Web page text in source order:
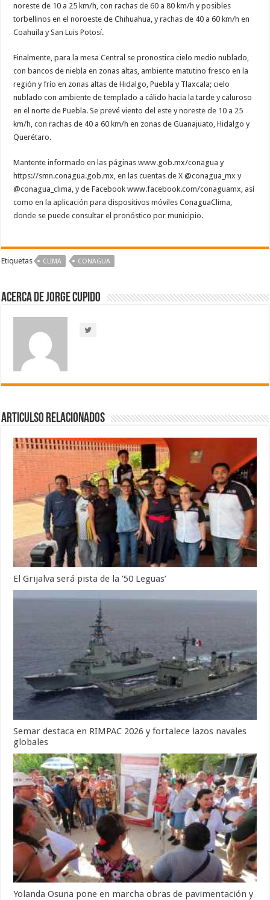
noreste de 10 a 25 km/h, con rachas de 60 a 80 km/h y posibles
torbellinos en el noroeste de Chihuahua, y rachas de 40 a 60 km/h en
Coahuila y San Luis Potosí.
Finalmente, para la mesa Central se pronostica cielo medio nublado,
con bancos de niebla en zonas altas, ambiente matutino fresco en la
región y frío en zonas altas de Hidalgo, Puebla y Tlaxcala; cielo
nublado con ambiente de templado a cálido hacia la tarde y caluroso
en el norte de Puebla. Se prevé viento del este y noreste de 10 a 25
km/h, con rachas de 40 a 60 km/h en zonas de Guanajuato, Hidalgo y
Querétaro.
Mantente informado en las páginas www.gob.mx/conagua y
https://smn.conagua.gob.mx, en las cuentas de X @conagua_mx y
@conagua_clima, y de Facebook www.facebook.com/conaguamx, así
como en la aplicación para dispositivos móviles ConaguaClima,
donde se puede consultar el pronóstico por municipio.
Etiquetas CLIMA CONAGUA
Acerca de Jorge Cupido
Articulso Relacionados
El Grijalva será pista de la ’50 Leguas’
Semar destaca en RIMPAC 2026 y fortalece lazos navales
globales
Yolanda Osuna pone en marcha obras de pavimentación y